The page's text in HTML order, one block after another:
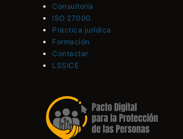
Consultoría
ISO 27000
Práctica jurídica
Formación
Contactar
LSSICE